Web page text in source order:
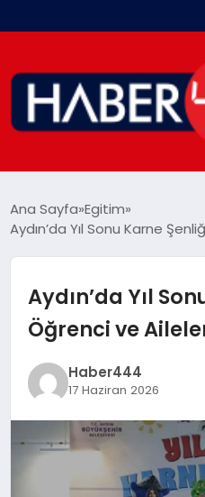
DÜNYA
EKONOMI
SPOR
TEKNOLOJI
Ana Sayfa Egitim
Aydın’da Yıl Sonu Karne
Aydın’da Yıl
Öğrenci ve
Haber444
17 Haziran 2026